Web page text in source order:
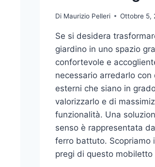
Di Maurizio Pelleri Ottobre 5,
Se si desidera
giardino in uno spazio
confortevole e
necessario arredarlo
esterni che siano in
valorizzarlo e di
funzionalità. Una
senso è rappresentata
ferro battuto. Scopriamo
pregi di questo